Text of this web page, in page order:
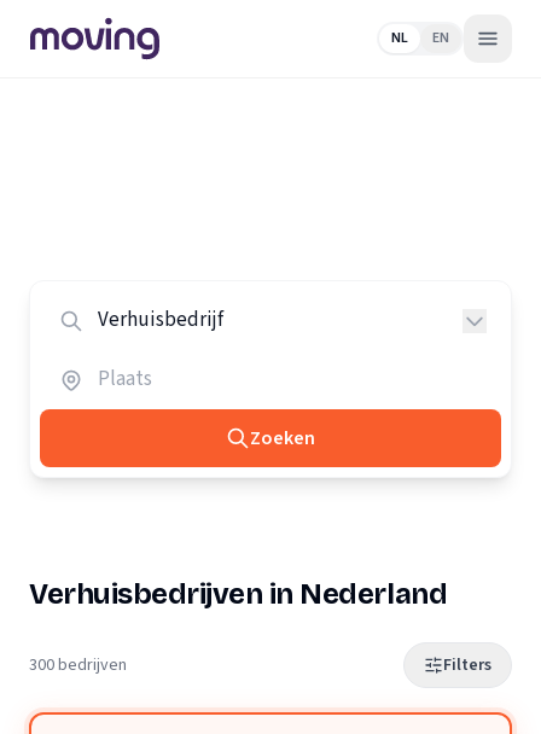
NL EN
Zoeken
Verhuisbedrijven in Nederland
300 bedrijven Filters